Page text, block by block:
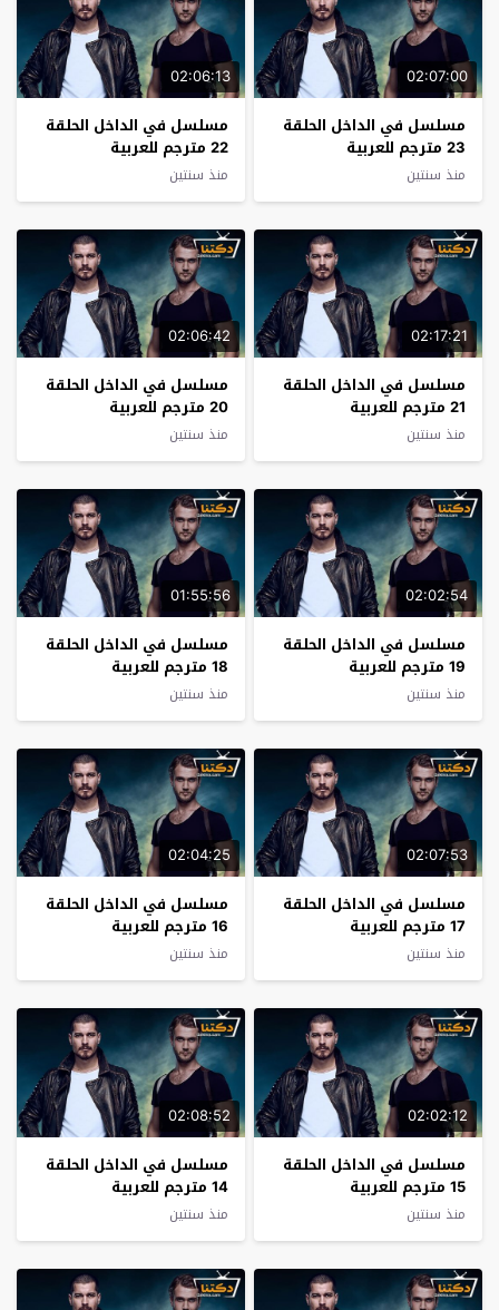
02:07:00
مسلسل في الداخل الحلقة
23 مترجم للعربية
منذ سنتين
02:06:13
مسلسل في الداخل الحلقة
22 مترجم للعربية
منذ سنتين
02:17:21
مسلسل في الداخل الحلقة
21 مترجم للعربية
منذ سنتين
02:06:42
مسلسل في الداخل الحلقة
20 مترجم للعربية
منذ سنتين
02:02:54
مسلسل في الداخل الحلقة
19 مترجم للعربية
منذ سنتين
01:55:56
مسلسل في الداخل الحلقة
18 مترجم للعربية
منذ سنتين
02:07:53
مسلسل في الداخل الحلقة
17 مترجم للعربية
منذ سنتين
02:04:25
مسلسل في الداخل الحلقة
16 مترجم للعربية
منذ سنتين
02:02:12
مسلسل في الداخل الحلقة
15 مترجم للعربية
منذ سنتين
02:08:52
مسلسل في الداخل الحلقة
14 مترجم للعربية
منذ سنتين